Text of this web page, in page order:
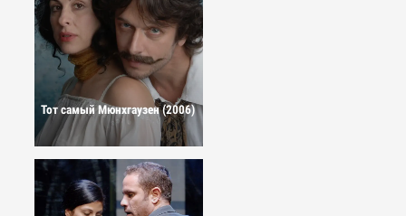
Тот самый Мюнхгаузен (2006)